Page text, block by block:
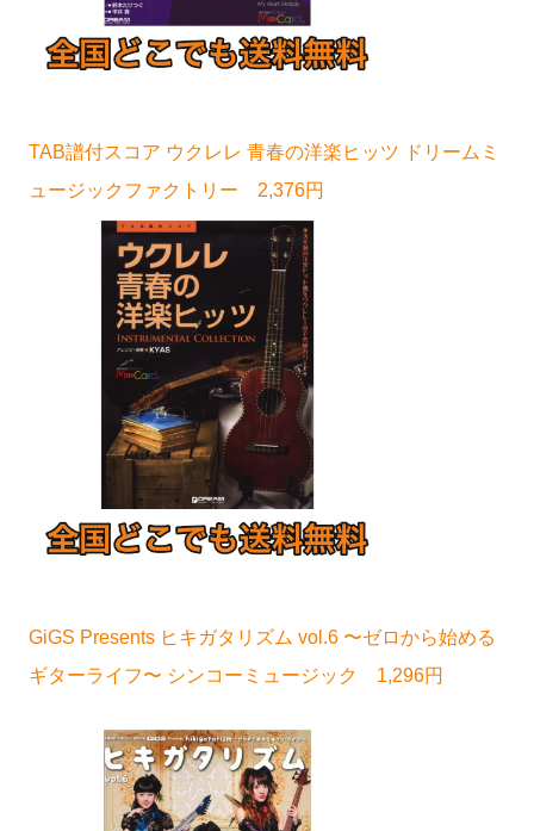
TAB譜付スコア ウクレレ 青春の洋楽ヒッツ ドリームミ
ュージックファクトリー 2,376円
GiGS Presents ヒキガタリズム vol.6 〜ゼロから始める
ギターライフ〜 シンコーミュージック 1,296円